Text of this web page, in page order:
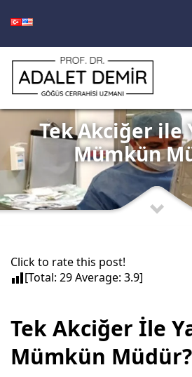
Tek Akciğer ile
Mümkün
Click to rate this post!
[Total: 29Average: 3.9]
Tek Akciğer İle
Mümkün Müdür?